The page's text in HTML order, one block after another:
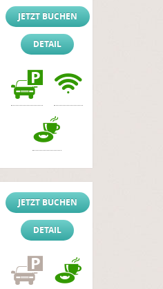
JETZT BUCHEN
DETAIL
JETZT BUCHEN
DETAIL